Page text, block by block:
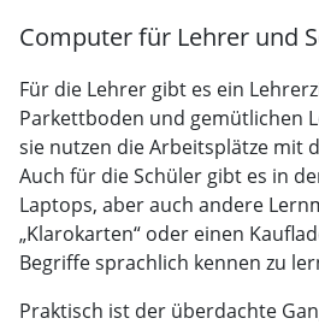
Computer für Lehrer und
Für die Lehrer gibt es ein
Parkettboden und gemütlichen
sie nutzen die Arbeitsplätze mit
Auch für die Schüler gibt es in
Laptops, aber auch andere
„Klarokarten“ oder einen
Begriffe sprachlich kennen zu
Praktisch ist der überdachte